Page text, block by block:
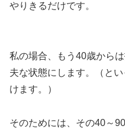
やりきるだけです。
私の場合、もう40歳から
夫な状態にします。（と
けます。）
そのためには、その40～